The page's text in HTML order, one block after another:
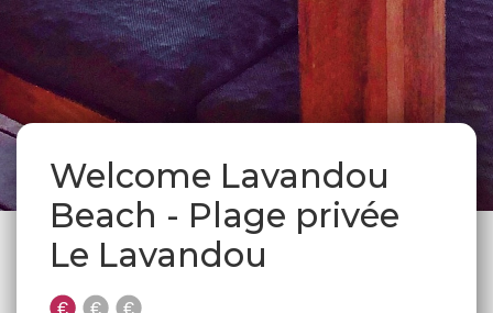
Welcome Lavandou
Beach - Plage privée
Le Lavandou